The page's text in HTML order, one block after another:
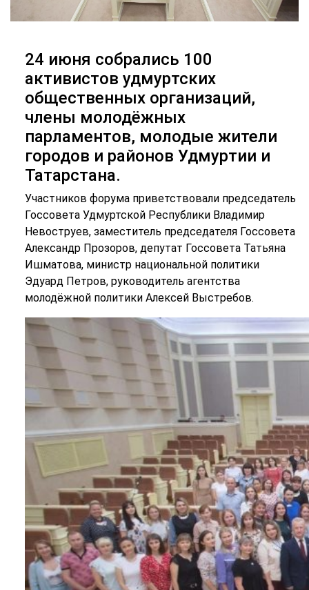
24 июня собрались 100
активистов удмуртских
общественных организаций,
члены молодёжных
парламентов, молодые жители
городов и районов Удмуртии и
Татарстана.
Участников форума приветствовали председатель
Госсовета Удмуртской Республики Владимир
Невоструев, заместитель председателя Госсовета
Александр Прозоров, депутат Госсовета Татьяна
Ишматова, министр национальной политики
Эдуард Петров, руководитель агентства
молодёжной политики Алексей Выстребов.